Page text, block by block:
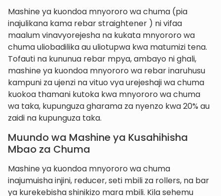
Mashine ya kuondoa mnyororo wa chuma (pia
inajulikana kama rebar straightener ) ni vifaa
maalum vinavyorejesha na kukata mnyororo wa
chuma uliobadilika au uliotupwa kwa matumizi tena.
Tofauti na kununua rebar mpya, ambayo ni ghali,
mashine ya kuondoa mnyororo wa rebar inaruhusu
kampuni za ujenzi na vituo vya urejeshaji wa chuma
kuokoa thamani kutoka kwa mnyororo wa chuma
wa taka, kupunguza gharama za nyenzo kwa 20% au
zaidi na kupunguza taka.
Muundo wa Mashine ya Kusahihisha
Mbao za Chuma
Mashine ya kuondoa mnyororo wa chuma
inajumuisha injini, reducer, seti mbili za rollers, na bar
ya kurekebisha shinikizo mara mbili. Kila sehemu